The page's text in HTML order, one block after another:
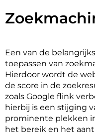
Een van de
toepassen van
Hierdoor wordt de
de score in de
zoals Google flink
hierbij is een stijging
prominente plekken
het bereik en het